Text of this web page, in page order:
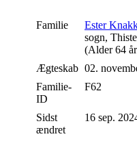
Familie Ester
sogn,
(Alder 64
Ægteskab 02.
Familie-
ID
F62
Sidst
ændret
16 sep.